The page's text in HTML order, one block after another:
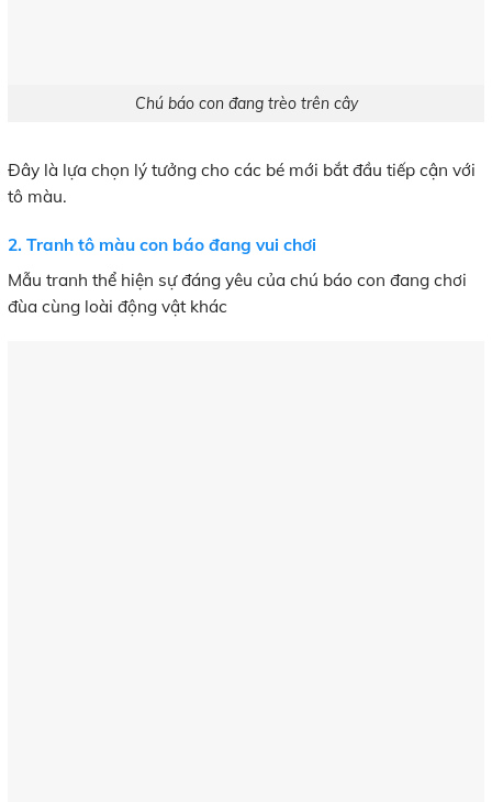
Chú báo con đang trèo trên cây
Đây là lựa chọn lý tưởng cho các bé mới bắt đầu tiếp cận với
tô màu.
2. Tranh tô màu con báo đang vui chơi
Mẫu tranh thể hiện sự đáng yêu của chú báo con đang chơi
đùa cùng loài động vật khác